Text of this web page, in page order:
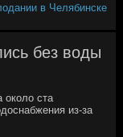
в Челябинске
без воды
около ста
из-за